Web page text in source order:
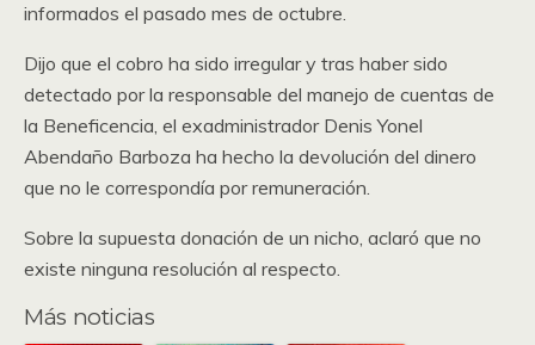
informados el pasado mes de octubre.
Dijo que el cobro ha sido irregular y tras haber sido
detectado por la responsable del manejo de cuentas de
la Beneficencia, el exadministrador Denis Yonel
Abendaño Barboza ha hecho la devolución del dinero
que no le correspondía por remuneración.
Sobre la supuesta donación de un nicho, aclaró que no
existe ninguna resolución al respecto.
Más noticias